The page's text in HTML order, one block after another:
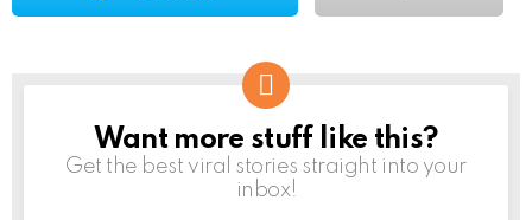
NEWSLETTER
Want more stuff like this?
Get the best viral stories straight into your
inbox!